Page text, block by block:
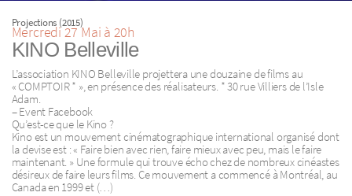
Projections (2015)
Mercredi 27 Mai à 20h
KINO Belleville
L’association KINO Belleville projettera une douzaine de films au
« COMPTOIR * », en présence des réalisateurs. * 30 rue Villiers de l’Isle
Adam.
– Event Facebook
Qu’est-ce que le Kino ?
Kino est un mouvement cinématographique international organisé dont
la devise est : « Faire bien avec rien, faire mieux avec peu, mais le faire
maintenant. » Une formule qui trouve écho chez de nombreux cinéastes
désireux de faire leurs films. Ce mouvement a commencé à Montréal, au
Canada en 1999 et (…)